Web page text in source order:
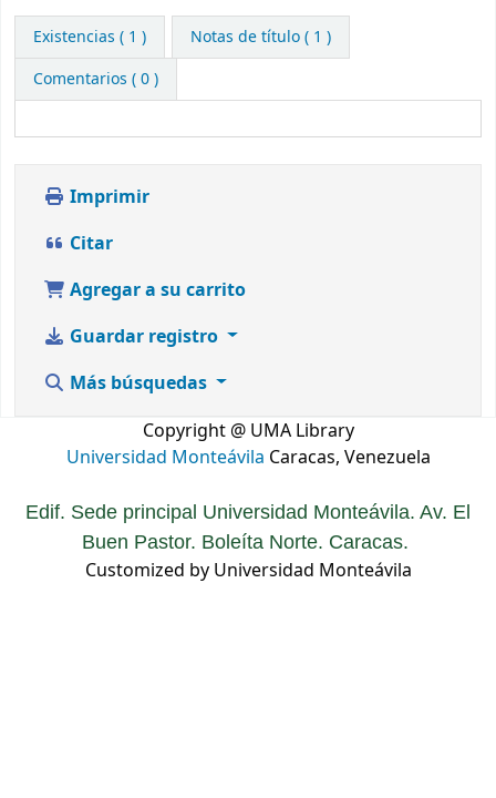
Existencias ( 1 )
Notas de título ( 1 )
Comentarios ( 0 )
Imprimir
Citar
Agregar a su carrito
Guardar registro
Más búsquedas
Copyright @ UMA Library
Universidad Monteávila Caracas, Venezuela
Edif. Sede principal Universidad Monteávila. Av. El
Buen Pastor. Boleíta Norte. Caracas.
Customized by Universidad Monteávila